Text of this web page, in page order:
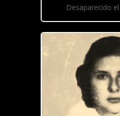
Desaparecido